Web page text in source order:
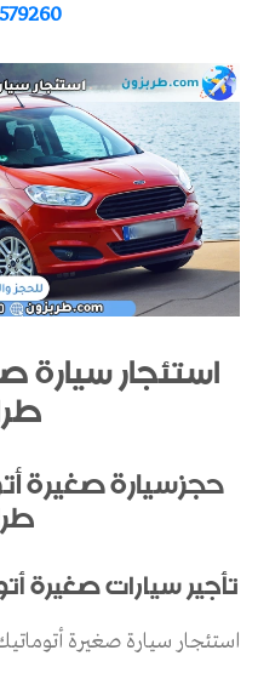
استئجار سيارة
حجزسيارة صغيرة
تأجير سيارات صغيرة أتوماتيك
استئجار سيارة صغيرة أتوماتيك